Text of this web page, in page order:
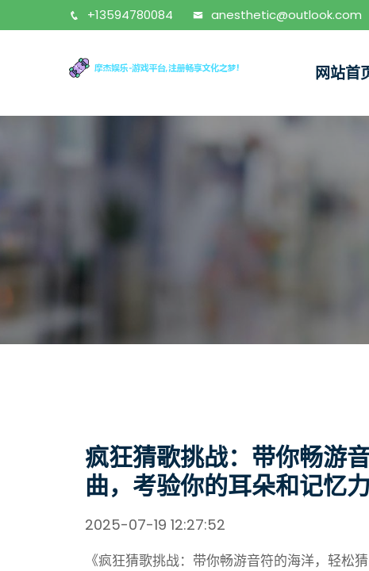
+13594780084 anesthetic@outlook.com
网站首
疯狂猜歌挑战：带你畅游
曲，考验你的耳朵和记忆力
2025-07-19 12:27:52
《疯狂猜歌挑战：带你畅游音符的海洋，轻松